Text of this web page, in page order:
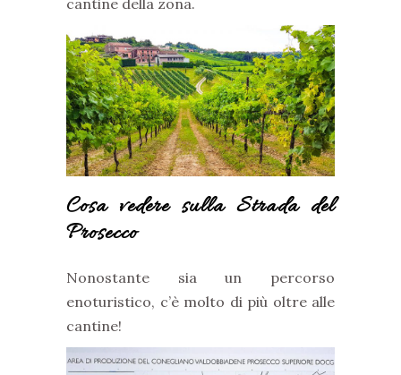
cantine della zona.
Cosa vedere sulla Strada del
Prosecco
Nonostante sia un percorso
enoturistico, c’è molto di più oltre alle
cantine!